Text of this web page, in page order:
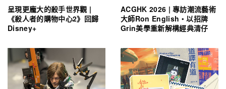
呈現更龐大的殺手世界觀 |
《殺人者的購物中心2》回歸
Disney+
ACGHK 2026 | 專訪潮流藝術
大師Ron English・以招牌
Grin美學重新解構經典清仔